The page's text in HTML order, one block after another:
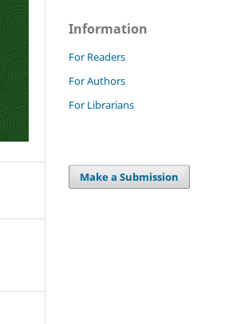
Information
For Readers
For Authors
For Librarians
Make a Submission